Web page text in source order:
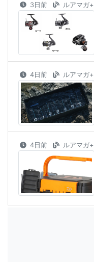
3日前 ルアマガ+
4日前 ルアマガ+
4日前 ルアマガ+